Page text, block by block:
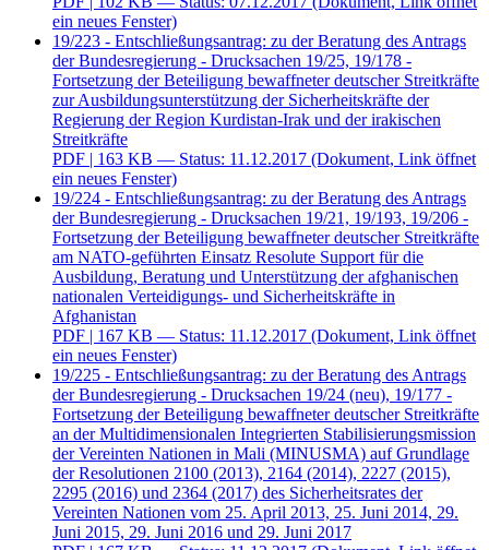
ein neues Fenster)
19/223 - Entschließungsantrag: zu der Beratung des Antrags
der Bundesregierung - Drucksachen 19/25, 19/178 -
Fortsetzung der Beteiligung bewaffneter deutscher Streitkräfte
zur Ausbildungsunterstützung der Sicherheitskräfte der
Regierung der Region Kurdistan-Irak und der irakischen
Streitkräfte
PDF | 163 KB — Status: 11.12.2017 (Dokument, Link öffnet
ein neues Fenster)
19/224 - Entschließungsantrag: zu der Beratung des Antrags
der Bundesregierung - Drucksachen 19/21, 19/193, 19/206 -
Fortsetzung der Beteiligung bewaffneter deutscher Streitkräfte
am NATO-geführten Einsatz Resolute Support für die
Ausbildung, Beratung und Unterstützung der afghanischen
nationalen Verteidigungs- und Sicherheitskräfte in
Afghanistan
PDF | 167 KB — Status: 11.12.2017 (Dokument, Link öffnet
ein neues Fenster)
19/225 - Entschließungsantrag: zu der Beratung des Antrags
der Bundesregierung - Drucksachen 19/24 (neu), 19/177 -
Fortsetzung der Beteiligung bewaffneter deutscher Streitkräfte
an der Multidimensionalen Integrierten Stabilisierungsmission
der Vereinten Nationen in Mali (MINUSMA) auf Grundlage
der Resolutionen 2100 (2013), 2164 (2014), 2227 (2015),
2295 (2016) und 2364 (2017) des Sicherheitsrates der
Vereinten Nationen vom 25. April 2013, 25. Juni 2014, 29.
Juni 2015, 29. Juni 2016 und 29. Juni 2017